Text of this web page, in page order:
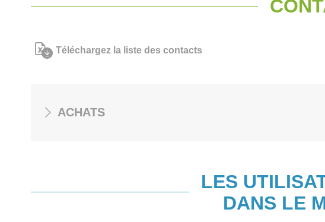
Téléchargez la liste des contacts
ACHATS
LES
DANS LE